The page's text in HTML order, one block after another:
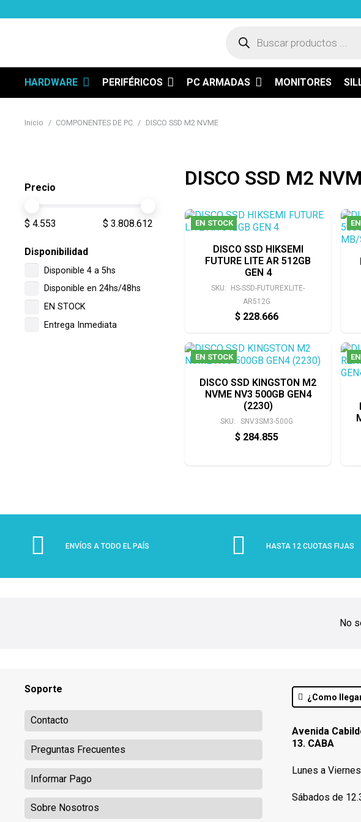
HARDWARE PERIFÉRICOS PC ARMADAS MONITORES
Inicio / COMPONENTES DE PC / DISCO SSD M2 NVME
Precio
$ 4.553 $ 3.808.612
Disponibilidad
Disponible 4 a 5hs
Disponible en 24hs/48hs
EN STOCK
Entrega Inmediata
DISCO SSD M2
EN STOCK
DISCO SSD HIKSEMI
FUTURE LITE AR 512GB
GEN 4
SKU:
HS-SSD-FUTUREXLITE-
AR512G
$ 228.666
EN STOCK
DISCO SSD KINGSTON M2
NVME NV3 500GB GEN4
(2230)
SKU: SNV3SM3-500G
$ 284.855
ENVÍOS A TODO EL PAÍS HASTA 12 CUOTAS FIJAS
No
Soporte
Contacto
Preguntas Frecuentes
Informar Pago
Sobre Nosotros
¿Como
Avenida
13. CABA
Lunes a
Sábados de